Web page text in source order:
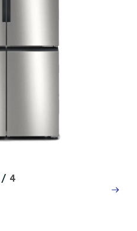
/ 4